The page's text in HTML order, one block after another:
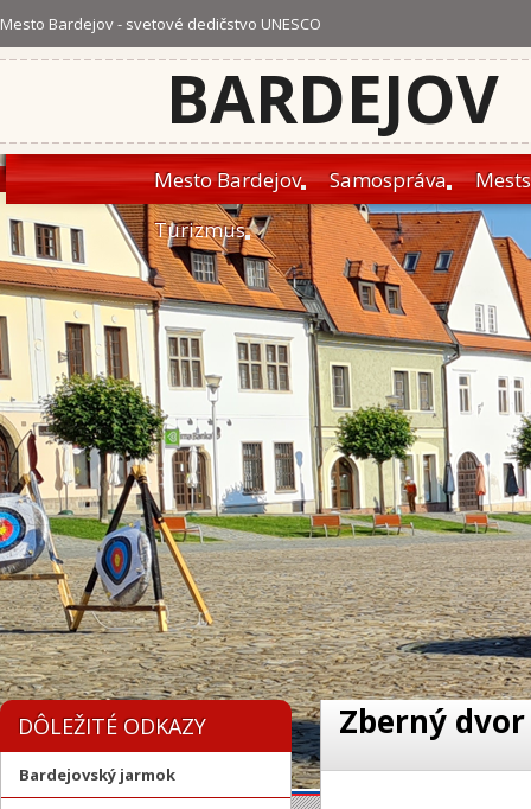
Mesto Bardejov - svetové dedičstvo UNESCO
BARDEJOV
Mesto Bardejov Samospráva
Turizmus
DÔLEŽITÉ ODKAZY
Bardejovský jarmok
Zberný